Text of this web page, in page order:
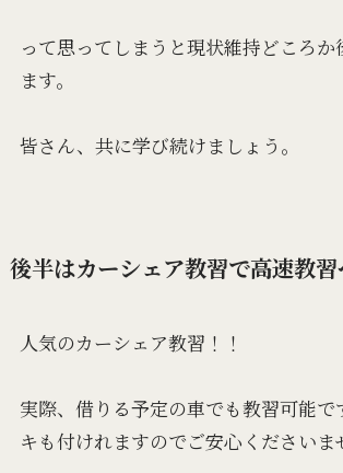
って思ってしまうと現状維持どころ
ます。
皆さん、共に学び続けましょう。
後半はカーシェア教習で高速教習
人気のカーシェア教習！！
実際、借りる予定の車でも教習可能で
キも付けれますのでご安心くださいま